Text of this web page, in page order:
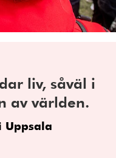
liv, såväl i
av världen.
Uppsala